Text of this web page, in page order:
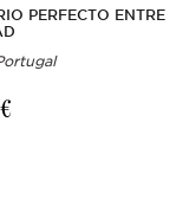
PERFECTO ENTRE